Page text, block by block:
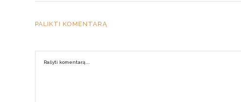
PALIKTI KOMENTARĄ